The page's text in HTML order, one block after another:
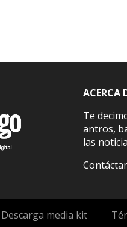
ACERCA
Te
antros,
las
Descarga media kit